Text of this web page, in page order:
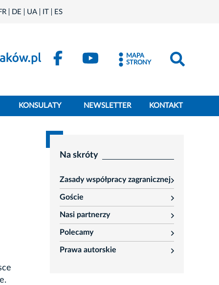
DE UA IT ES
MAPA
STRONY
KONSULATY NEWSLETTER KONTAKT
Na skróty
Zasady współpracy zagranicznej
rozwiń
Goście
rozwiń
Nasi partnerzy
rozwiń
Polecamy
rozwiń
Prawa autorskie
rozwiń